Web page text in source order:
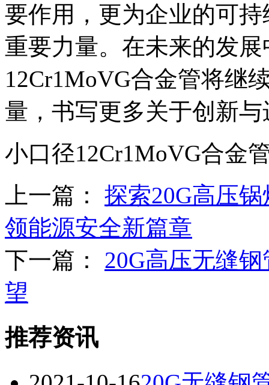
要作用，更为企业的可
重要力量。在未来的发
12Cr1MoVG合金管将
量，书写更多关于创新
小口径12Cr1MoVG合金
上一篇： 探索20G高压
领能源安全新篇章
下一篇： 20G高压无缝
望
推荐资讯